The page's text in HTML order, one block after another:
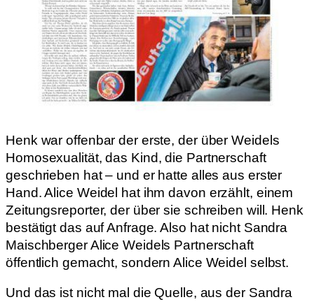
Henk war offenbar der erste, der über Weidels
Homosexualität, das Kind, die Partnerschaft
geschrieben hat – und er hatte alles aus erster
Hand. Alice Weidel hat ihm davon erzählt, einem
Zeitungsreporter, der über sie schreiben will. Henk
bestätigt das auf Anfrage. Also hat nicht Sandra
Maischberger Alice Weidels Partnerschaft
öffentlich gemacht, sondern Alice Weidel selbst.
Und das ist nicht mal die Quelle, aus der Sandra